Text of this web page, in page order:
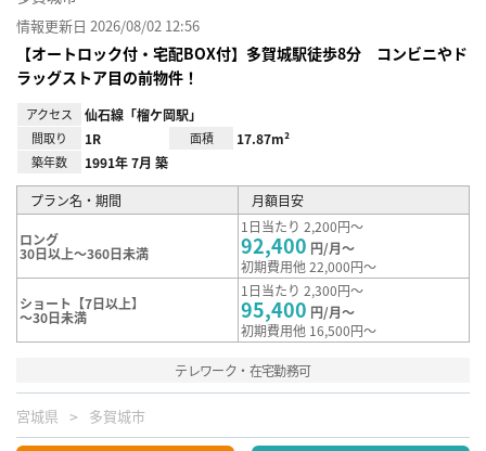
情報更新日 2026/08/02 12:56
【オートロック付・宅配BOX付】多賀城駅徒歩8分 コンビニやド
ラッグストア目の前物件！
アクセス 仙石線「榴ケ岡駅」
間取り 1R 面積 17.87m²
築年数 1991年 7月 築
プラン名・期間 月額目安
ロング
30日以上～360日未満
1日当たり 2,200円～
92,400 円/月～
初期費用他 22,000円～
ショート【7日以上】
～30日未満
1日当たり 2,300円～
95,400 円/月～
初期費用他 16,500円～
テレワーク・在宅勤務可
宮城県 多賀城市